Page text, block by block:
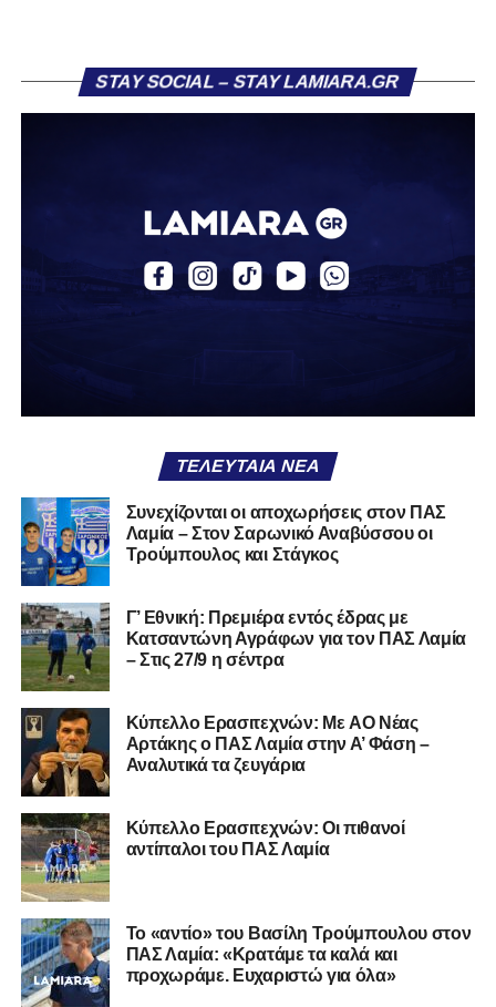
Στην πρώτη του σεζόν στην ΑΕΚ, σημείωσε τρία γκολ
εμπειρίες, καταγράφοντας δύο γκολ και δύο ασίστ σε
20 αγώνες. Σε διεθνές επίπεδο, ο Κοντονίκος φόρεσε τη
φανέλα της Εθνικής Ελλάδας Κ19, μετρώντας 10
συμμετοχές και δύο γκολ.
Καλωσήρθες, Βασίλη».
υπόλοιπο κόσμο. Ακολουθήστε το lamiara.gr στο
μαθαίνετε σε χρόνο dt όλα τα νέα.
STAY SOCIAL – STAY LAMIARA.GR
ΤΕΛΕΥΤΑΊΑ ΝΈΑ
Συνεχίζονται οι αποχωρήσεις στον ΠΑΣ
Λαμία – Στον Σαρωνικό Αναβύσσου οι
Τρούμπουλος και Στάγκος
Γ’ Εθνική: Πρεμιέρα εντός έδρας με
Κατσαντώνη Αγράφων για τον ΠΑΣ Λαμία
– Στις 27/9 η σέντρα
Kύπελλο Ερασιτεχνών: Με AO Nέας
Αρτάκης ο ΠΑΣ Λαμία στην Α’ Φάση –
Αναλυτικά τα ζευγάρια
Κύπελλο Ερασιτεχνών: Οι πιθανοί
αντίπαλοι του ΠΑΣ Λαμία
Το «αντίο» του Βασίλη Τρούμπουλου στον
ΠΑΣ Λαμία: «Κρατάμε τα καλά και
προχωράμε. Ευχαριστώ για όλα»